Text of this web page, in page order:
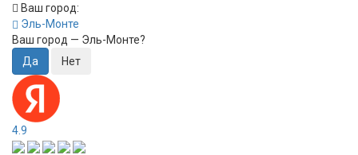
Ваш город:
Эль-Монте
Ваш город — Эль-Монте?
4.9